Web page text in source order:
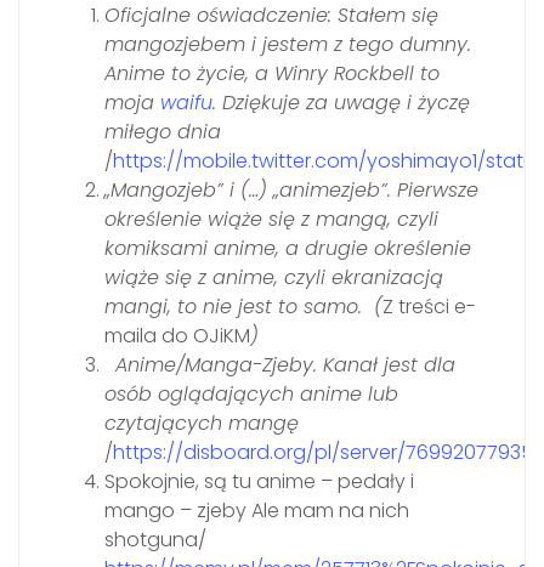
Oficjalne oświadczenie: Stałem się
mangozjebem i jestem z tego dumny.
Anime to życie, a Winry Rockbell to
moja waifu. Dziękuje za uwagę i życzę
miłego dnia
/https://mobile.twitter.com/yoshimayo1/status/
„Mangozjeb” i (…) „animezjeb”. Pierwsze
określenie wiąże się z mangą, czyli
komiksami anime, a drugie określenie
wiąże się z anime, czyli ekranizacją
mangi, to nie jest to samo. (Z treści e-
maila do OJiKM)
Anime/Manga-Zjeby. Kanał jest dla
osób oglądających anime lub
czytających mangę
/https://disboard.org/pl/server/
Spokojnie, są tu anime – pedały i
mango – zjeby Ale mam na nich
shotguna/